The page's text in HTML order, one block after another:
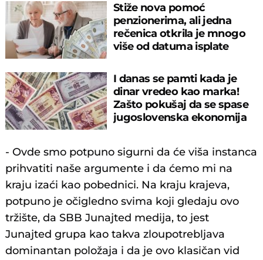
Stiže nova pomoć
penzionerima, ali jedna
rečenica otkrila je mnogo
više od datuma isplate
I danas se pamti kada je
dinar vredeo kao marka!
Zašto pokušaj da se spase
jugoslovenska ekonomija
- Ovde smo potpuno sigurni da će viša instanca
prihvatiti naše argumente i da ćemo mi na
kraju izaći kao pobednici. Na kraju krajeva,
potpuno je očigledno svima koji gledaju ovo
tržište, da SBB Junajted medija, to jest
Junajted grupa kao takva zloupotrebljava
dominantan položaja i da je ovo klasičan vid